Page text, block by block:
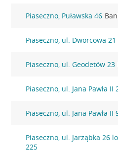
Piaseczno, Puławska 46
Piaseczno, ul. Dworcowa 21
Piaseczno, ul. Geodetów 23
Piaseczno, ul. Jana Pawła II
Piaseczno, ul. Jana Pawła II
Piaseczno, ul. Jarząbka 26
225